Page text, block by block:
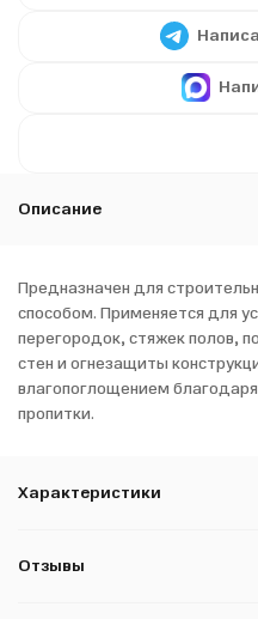
Описание
Предназначен для
способом. Применяется для
перегородок, стяжек полов,
стен и огнезащиты
влагопоглощением
пропитки.
Характеристики
Отзывы